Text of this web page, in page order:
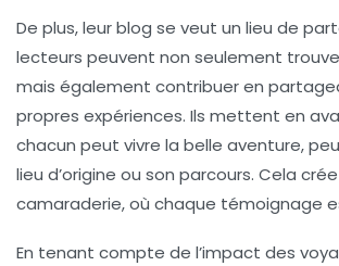
De plus, leur blog se veut un lieu de
lecteurs peuvent non seulement
mais également contribuer en
propres expériences. Ils mettent en
chacun peut vivre la belle aventure,
lieu d’origine ou son parcours. Cela
camaraderie, où chaque témoignage
En tenant compte de l’impact des